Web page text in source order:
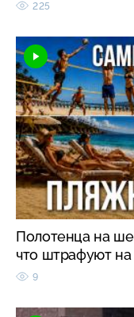
225
Полотенца на
что штрафуют
9